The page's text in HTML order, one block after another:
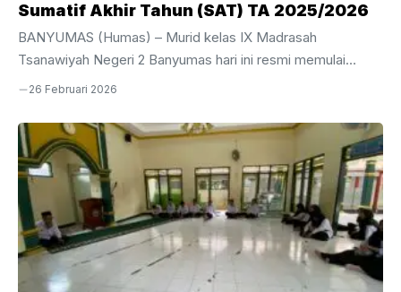
Sumatif Akhir Tahun (SAT) TA 2025/2026
BANYUMAS (Humas) – Murid kelas IX Madrasah
Tsanawiyah Negeri 2 Banyumas hari ini resmi memulai
perjuangan mereka dalam pelaksanaan Sumatif Akhir Tahun
siswa tingkat akhir ini dijadwalkan berlangsung selama
sepekan, mulai dari Kamis, 26 Februari hingga Jumat, 6
Maret 2026.Pelaksanaan SAT kali ini dipusatkan di area
gedung depan MTsN 2 Banyumas dengan menggunakan 10
ruang kelas yang telah disiapkan secara maksimal untuk
menjamin kenyamanan dan ketenangan siswa selama
mengerjakan soal. Bertindak sebagai ...
26 Februari 2026